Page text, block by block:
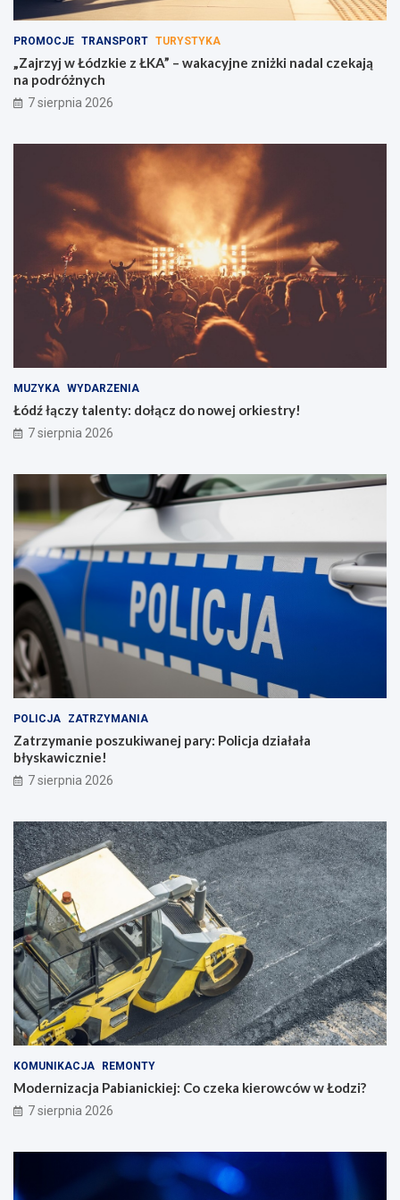
PROMOCJE TRANSPORT TURYSTYKA
„Zajrzyj w Łódzkie z ŁKA” – wakacyjne zniżki nadal czekają
na podróżnych
7 sierpnia 2026
MUZYKA WYDARZENIA
Łódź łączy talenty: dołącz do nowej orkiestry!
7 sierpnia 2026
POLICJA ZATRZYMANIA
Zatrzymanie poszukiwanej pary: Policja działała
błyskawicznie!
7 sierpnia 2026
KOMUNIKACJA REMONTY
Modernizacja Pabianickiej: Co czeka kierowców w Łodzi?
7 sierpnia 2026